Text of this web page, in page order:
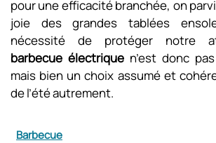
pour une efficacité branchée, on
joie des grandes tablées
nécessité de protéger notre
barbecue électrique n’est donc
mais bien un choix assumé et
de l’été autrement.
Barbecue